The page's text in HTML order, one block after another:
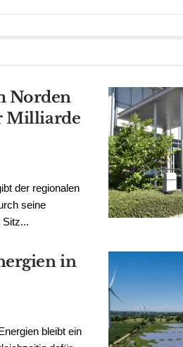
Norden
Milliarde
der regionalen
seine
in
bleibt ein